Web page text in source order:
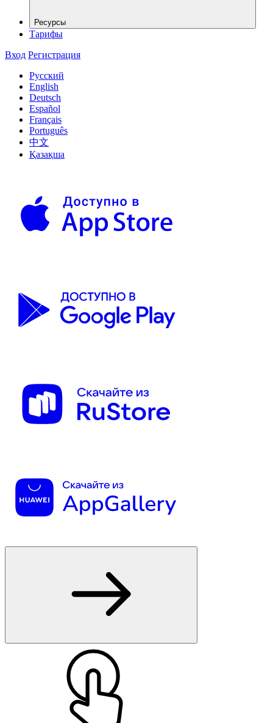
Ресурсы
Тарифы
Вход Регистрация
Русский
English
Deutsch
Español
Français
Português
中文
Қазақша